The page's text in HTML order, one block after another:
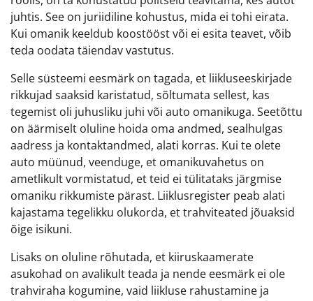
juhtis. See on juriidiline kohustus, mida ei tohi eirata.
Kui omanik keeldub koostööst või ei esita teavet, võib
teda oodata täiendav vastutus.
Selle süsteemi eesmärk on tagada, et liikluseeskirjade
rikkujad saaksid karistatud, sõltumata sellest, kas
tegemist oli juhusliku juhi või auto omanikuga. Seetõttu
on äärmiselt oluline hoida oma andmed, sealhulgas
aadress ja kontaktandmed, alati korras. Kui te olete
auto müünud, veenduge, et omanikuvahetus on
ametlikult vormistatud, et teid ei tülitataks järgmise
omaniku rikkumiste pärast. Liiklusregister peab alati
kajastama tegelikku olukorda, et trahviteated jõuaksid
õige isikuni.
Lisaks on oluline rõhutada, et kiiruskaamerate
asukohad on avalikult teada ja nende eesmärk ei ole
trahviraha kogumine, vaid liikluse rahustamine ja